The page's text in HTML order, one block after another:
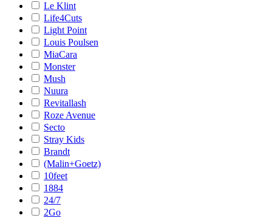
Le Klint
Life4Cuts
Light Point
Louis Poulsen
MiaCara
Monster
Mush
Nuura
Revitallash
Roze Avenue
Secto
Stray Kids
Brandt
(Malin+Goetz)
10feet
1884
24/7
2Go